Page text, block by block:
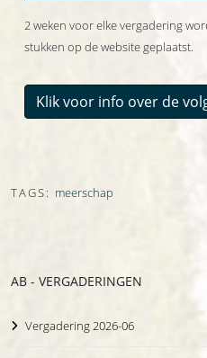
2 weken voor elke vergadering
stukken op de website geplaatst.
Klik voor info over de
TAGS: meerschap
AB - VERGADERINGEN
Vergadering 2026-06